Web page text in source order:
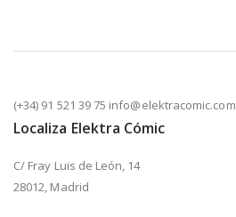
(+34) 91 521 39 75 info@elektracomic.com
Localiza Elektra Cómic
C/ Fray Luis de León, 14
28012, Madrid